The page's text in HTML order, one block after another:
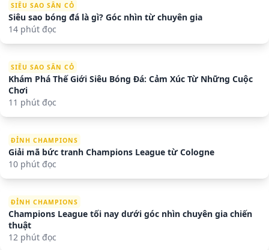
SIÊU SAO SÂN CỎ
Siêu sao bóng đá là gì? Góc nhìn từ chuyên gia
14 phút đọc
SIÊU SAO SÂN CỎ
Khám Phá Thế Giới Siêu Bóng Đá: Cảm Xúc Từ Những Cuộc
Chơi
11 phút đọc
ĐỈNH CHAMPIONS
Giải mã bức tranh Champions League từ Cologne
10 phút đọc
ĐỈNH CHAMPIONS
Champions League tối nay dưới góc nhìn chuyên gia chiến
thuật
12 phút đọc